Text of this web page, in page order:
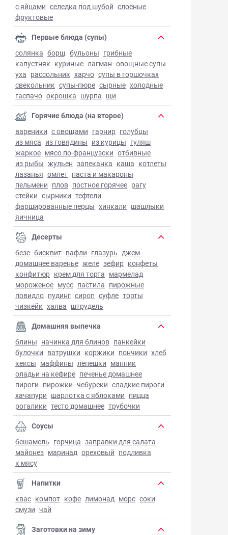
с яйцами селедка под шубой слоеные
фруктовые
Первые блюда (супы)
солянка борщ бульоны грибные
капустняк куриные лагман овощные супы
уха рассольник харчо супы в горшочках
свекольник супы-пюре сырные холодные
гаспачо окрошка шурпа щи
Горячие блюда (на второе)
вареники с овощами гарнир голубцы
из мяса из говядины из курицы гуляш
жаркое мясо по-французски отбивные
из рыбы жульен запеканка каша котлеты
лазанья омлет паста и макароны
пельмени плов постное горячее рагу
стейки сырники тефтели
фаршированные перцы хинкали шашлыки
яичница
Десерты
безе бисквит вафли глазурь джем
домашнее варенье желе зефир конфеты
конфитюр крем для торта мармелад
мороженое мусс пастила пирожные
повидло пудинг сироп суфле торты
чизкейк халва штрудель
Домашняя выпечка
блины начинка для блинов панкейки
булочки ватрушки коржики пончики хлеб
кексы маффины лепешки манник
оладьи на кефире печенье домашнее
пироги пирожки чебуреки сладкие пироги
хачапури шарлотка с яблоками пицца
рогалики тесто домашнее трубочки
Соусы
бешамель горчица заправки для салата
майонез маринад ореховый подливка
к мясу
Напитки
квас компот кофе лимонад морс соки
смузи чай
Заготовки на зиму